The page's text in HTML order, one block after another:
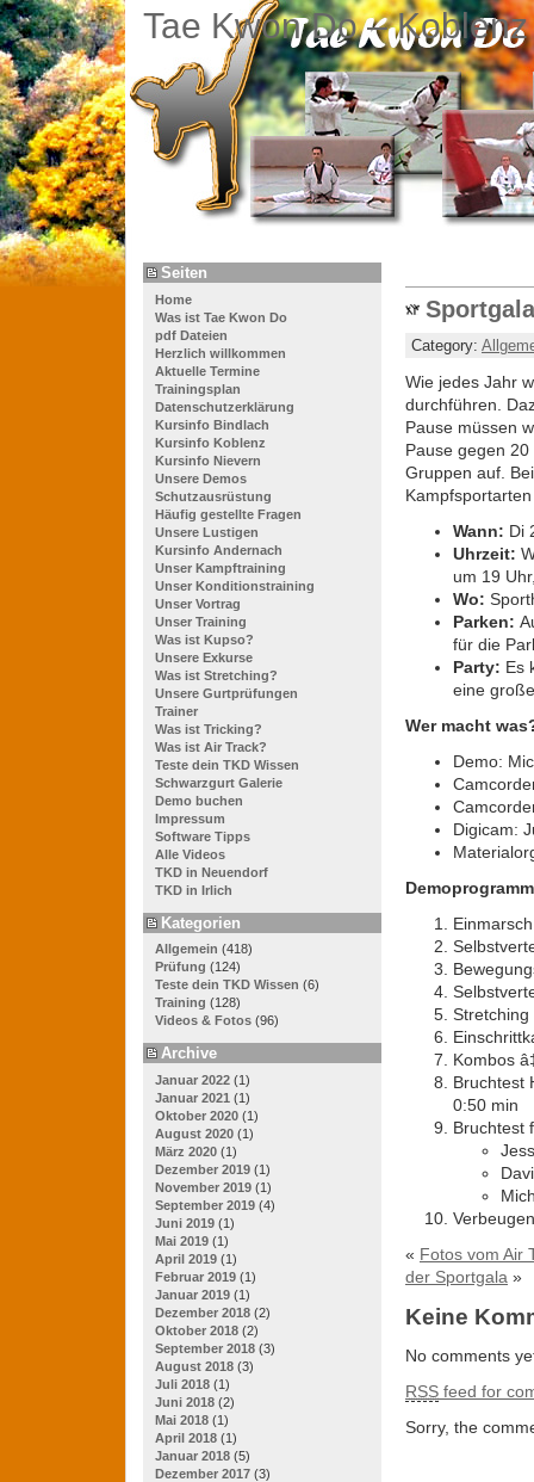
Tae Kwon Do –
Seiten
Home
Was ist Tae Kwon Do
pdf Dateien
Herzlich willkommen
Aktuelle Termine
Trainingsplan
Datenschutzerklärung
Kursinfo Bindlach
Kursinfo Koblenz
Kursinfo Nievern
Unsere Demos
Schutzausrüstung
Häufig gestellte Fragen
Unsere Lustigen
Kursinfo Andernach
Unser Kampftraining
Unser Konditionstraining
Unser Vortrag
Unser Training
Was ist Kupso?
Unsere Exkurse
Was ist Stretching?
Unsere Gurtprüfungen
Trainer
Was ist Tricking?
Was ist Air Track?
Teste dein TKD Wissen
Schwarzgurt Galerie
Demo buchen
Impressum
Software Tipps
Alle Videos
TKD in Neuendorf
TKD in Irlich
Kategorien
Allgemein (418)
Prüfung (124)
Teste dein TKD Wissen (6)
Training (128)
Videos & Fotos (96)
Archive
Januar 2022 (1)
Januar 2021 (1)
Oktober 2020 (1)
August 2020 (1)
März 2020 (1)
Dezember 2019 (1)
November 2019 (1)
September 2019 (4)
Juni 2019 (1)
Mai 2019 (1)
April 2019 (1)
Februar 2019 (1)
Januar 2019 (1)
Dezember 2018 (2)
Oktober 2018 (2)
September 2018 (3)
August 2018 (3)
Juli 2018 (1)
Juni 2018 (2)
Mai 2018 (1)
April 2018 (1)
Januar 2018 (5)
Dezember 2017 (3)
Category:
Wie jedes Jahr
durchführen.
Pause müssen
Pause gegen
Gruppen auf.
Wann: Di
Uhrzeit:
um 19
Wo:
Parken:
für die
Party: Es
eine
Wer macht
Demo:
Digicam:
Stretching
Kombos
Bruchtest
0:50 min
Bruchtest
« Fotos vom Air
der Sportgala »
Keine
No comments
RSS feed for
Sorry, the